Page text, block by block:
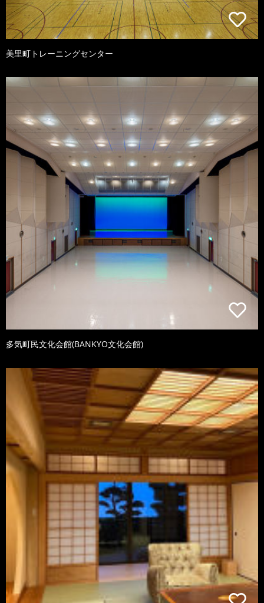
美里町トレーニングセンター
多気町民文化会館(BANKYO文化会館)